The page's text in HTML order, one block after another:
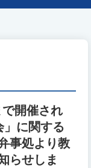
開催され
」に関する
事処より教
らせしま